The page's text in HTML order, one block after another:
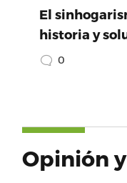
El
historia y
0
Opinión